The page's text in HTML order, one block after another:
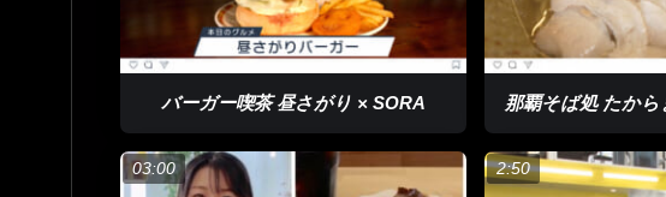
バーガー喫茶 昼さがり × SORA 那覇そば処 たか
03:00 2:50